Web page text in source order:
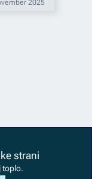
2025
strani
toplo.